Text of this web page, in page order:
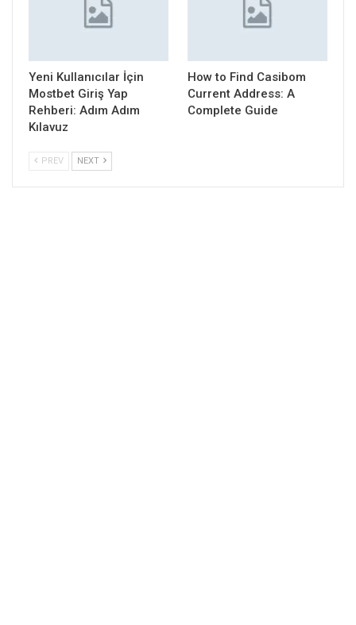
Yeni Kullanıcılar İçin
Mostbet Giriş Yap
Rehberi: Adım Adım
Kılavuz
How to Find Casibom
Current Address: A
Complete Guide
PREV NEXT